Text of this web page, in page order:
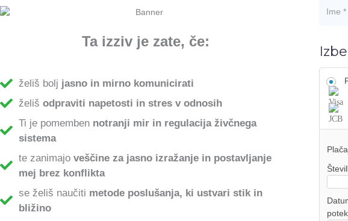
Ta izziv je zate, če:
želiš bolj jasno in mirno komunicirati
želišodpraviti napetosti in stres v odnosih
Ti je pomemben notranji mir in regulacija živčnega
sistema
te zanimajoveščine za jasno izražanje in postavljanje
mej brez konflikta
se želiš naučiti metode poslušanja, ki ustvari stik in
bližino
Ime *